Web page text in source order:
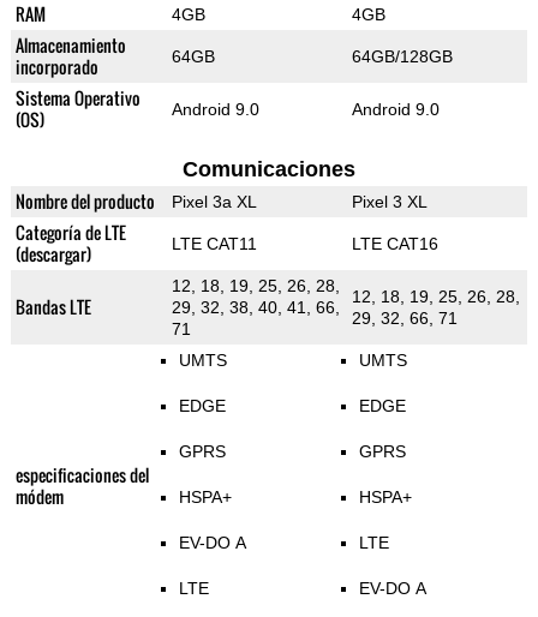
RAM 4GB 4GB
Almacenamiento
incorporado
64GB 64GB/128GB
Sistema Operativo
(OS)
Android 9.0 Android 9.0
Comunicaciones
Nombre del producto Pixel 3a XL Pixel 3 XL
Categoría de LTE
(descargar)
LTE CAT11 LTE CAT16
Bandas LTE
12, 18, 19, 25, 26, 28,
29, 32, 38, 40, 41, 66,
71
12, 18, 19, 25, 26, 28,
29, 32, 66, 71
especificaciones del
módem
UMTS
EDGE
GPRS
HSPA+
EV-DO A
LTE
UMTS
EDGE
GPRS
HSPA+
LTE
EV-DO A